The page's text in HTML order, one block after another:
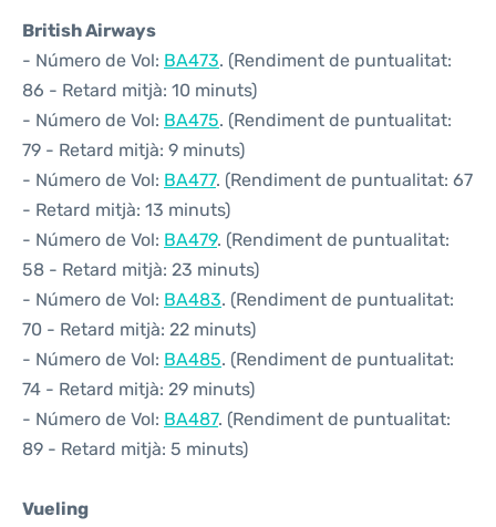
British Airways
- Número de Vol: BA473. (Rendiment de puntualitat:
86 - Retard mitjà: 10 minuts)
- Número de Vol: BA475. (Rendiment de puntualitat:
79 - Retard mitjà: 9 minuts)
- Número de Vol: BA477. (Rendiment de puntualitat: 67
- Retard mitjà: 13 minuts)
- Número de Vol: BA479. (Rendiment de puntualitat:
58 - Retard mitjà: 23 minuts)
- Número de Vol: BA483. (Rendiment de puntualitat:
70 - Retard mitjà: 22 minuts)
- Número de Vol: BA485. (Rendiment de puntualitat:
74 - Retard mitjà: 29 minuts)
- Número de Vol: BA487. (Rendiment de puntualitat:
89 - Retard mitjà: 5 minuts)
Vueling